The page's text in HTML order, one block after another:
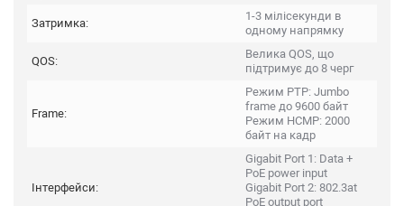
Затримка:
1-3 мілісекунди в
одному напрямку
QOS:
Велика QOS, що
підтримує до 8 черг
Frame:
Режим PTP: Jumbo
frame до 9600 байт
Режим HCMP: 2000
байт на кадр
Інтерфейси:
Gigabit Port 1: Data +
PoE power input
Gigabit Port 2: 802.3at
PoE output port